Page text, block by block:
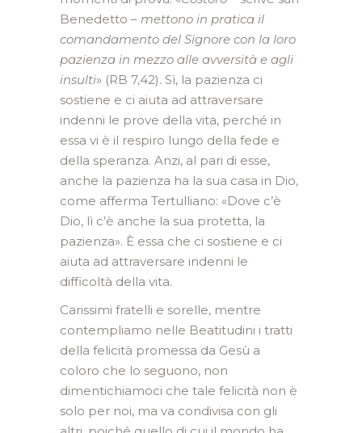
Benedetto – mettono in pratica il
comandamento del Signore con la loro
pazienza in mezzo alle avversità e agli
insulti» (RB 7,42). Sì, la pazienza ci
sostiene e ci aiuta ad attraversare
indenni le prove della vita, perché in
essa vi è il respiro lungo della fede e
della speranza. Anzi, al pari di esse,
anche la pazienza ha la sua casa in Dio,
come afferma Tertulliano: «Dove c’è
Dio, lì c’è anche la sua protetta, la
pazienza». È essa che ci sostiene e ci
aiuta ad attraversare indenni le
difficoltà della vita.
Carissimi fratelli e sorelle, mentre
contempliamo nelle Beatitudini i tratti
della felicità promessa da Gesù a
coloro che lo seguono, non
dimentichiamoci che tale felicità non è
solo per noi, ma va condivisa con gli